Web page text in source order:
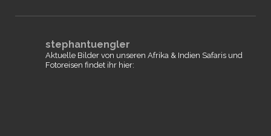
stephantuengler
Aktuelle Bilder von unseren Afrika & Indien Safaris und
Fotoreisen findet ihr hier: